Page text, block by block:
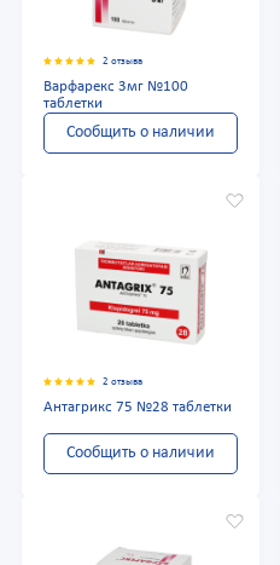
2 отзыва
Варфарекс 3мг №100
таблетки
Сообщить о наличии
2 отзыва
Антагрикс 75 №28 таблетки
Сообщить о наличии